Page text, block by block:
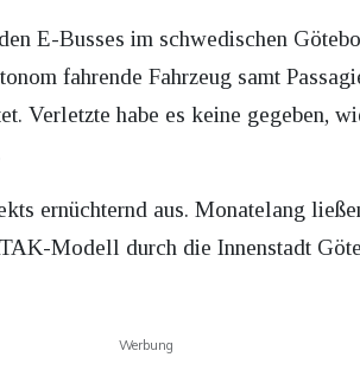
E-Busses im schwedischen
fahrende Fahrzeug samt
Verletzte habe es keine gegeben,
ernüchternd aus. Monatelang
Modell durch die Innenstadt
Werbung